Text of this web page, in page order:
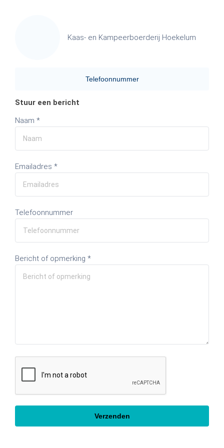
Kaas- en Kampeerboerderij Hoekelum
Telefoonnummer
Stuur een bericht
Naam *
Emailadres *
Telefoonnummer
Bericht of opmerking *